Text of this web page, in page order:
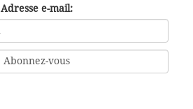
Adresse e-mail: